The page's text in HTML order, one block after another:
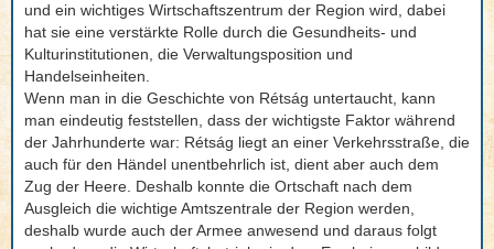
und ein wichtiges Wirtschaftszentrum der Region wird, dabei
hat sie eine verstärkte Rolle durch die Gesundheits- und
Kulturinstitutionen, die Verwaltungsposition und
Handelseinheiten.
Wenn man in die Geschichte von Rétság untertaucht, kann
man eindeutig feststellen, dass der wichtigste Faktor während
der Jahrhunderte war: Rétság liegt an einer Verkehrsstraße, die
auch für den Händel unentbehrlich ist, dient aber auch dem
Zug der Heere. Deshalb konnte die Ortschaft nach dem
Ausgleich die wichtige Amtszentrale der Region werden,
deshalb wurde auch der Armee anwesend und daraus folgt